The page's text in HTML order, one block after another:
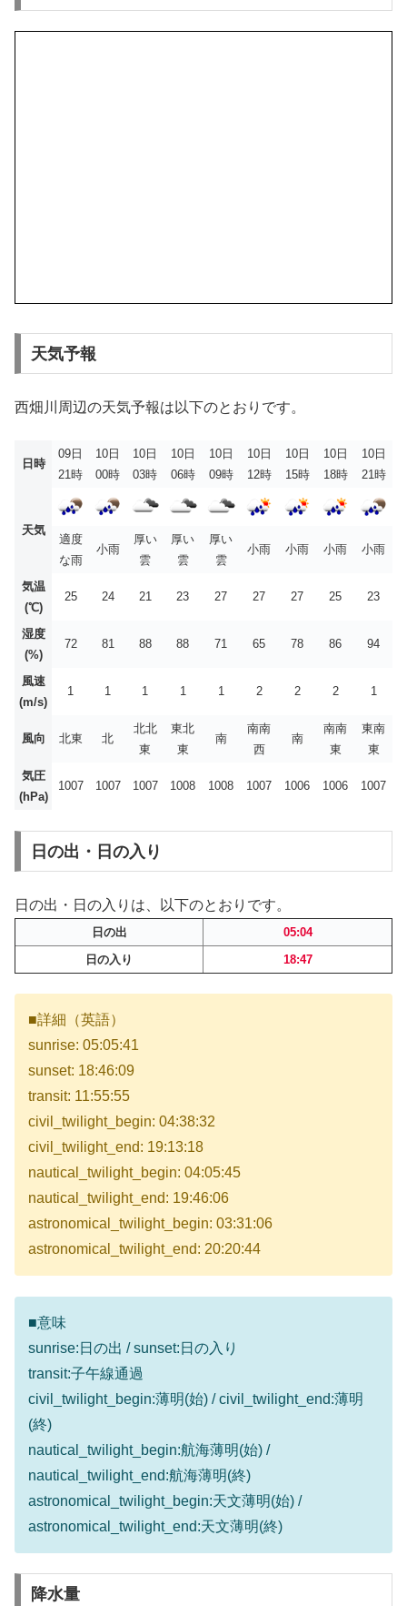
天気予報
西畑川周辺の天気予報は以下のとおりです。
日時
09日
21時
10日
00時
10日
03時
10日
06時
10日
09時
10日
12時
10日
15時
10日
18時
10日
21時
天気
適度
な雨
小雨
厚い
雲
厚い
雲
厚い
雲
小雨 小雨 小雨 小雨
気温
(℃)
25 24 21 23 27 27 27 25 23
湿度
(%)
72 81 88 88 71 65 78 86 94
風速
(m/s)
1 1 1 1 1 2 2 2 1
風向 北東 北
北北
東
東北
東
南
南南
西
南
南南
東
東南
東
気圧
(hPa)
1007 1007 1007 1008 1008 1007 1006 1006 1007
日の出・日の入り
日の出・日の入りは、以下のとおりです。
日の出
05:04
日の入り
18:47
■詳細（英語）
sunrise: 05:05:41
sunset: 18:46:09
transit: 11:55:55
civil_twilight_begin: 04:38:32
civil_twilight_end: 19:13:18
nautical_twilight_begin: 04:05:45
nautical_twilight_end: 19:46:06
astronomical_twilight_begin: 03:31:06
astronomical_twilight_end: 20:20:44
■意味
sunrise:日の出 / sunset:日の入り
transit:子午線通過
civil_twilight_begin:薄明(始) / civil_twilight_end:薄明
(終)
nautical_twilight_begin:航海薄明(始) /
nautical_twilight_end:航海薄明(終)
astronomical_twilight_begin:天文薄明(始) /
astronomical_twilight_end:天文薄明(終)
降水量